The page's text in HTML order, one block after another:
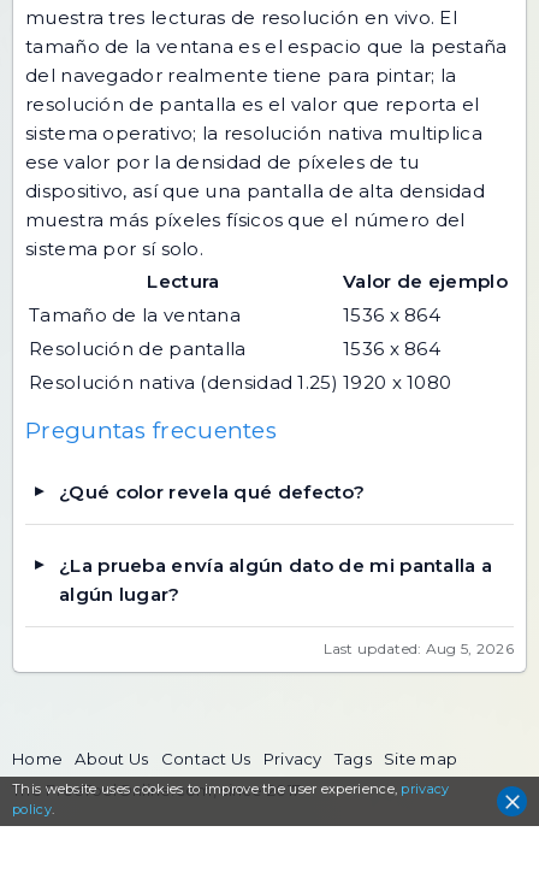
muestra tres lecturas de resolución en vivo. El
tamaño de la ventana es el espacio que la pestaña
del navegador realmente tiene para pintar; la
resolución de pantalla es el valor que reporta el
sistema operativo; la resolución nativa multiplica
ese valor por la densidad de píxeles de tu
dispositivo, así que una pantalla de alta densidad
muestra más píxeles físicos que el número del
sistema por sí solo.
Lectura
Valor de ejemplo
Tamaño de la ventana
1536 x 864
Resolución de pantalla
1536 x 864
Resolución nativa (densidad 1.25) 1920 x 1080
Preguntas frecuentes
¿Qué color revela qué defecto?
¿La prueba envía algún dato de mi pantalla a
algún lugar?
Last updated: Aug 5, 2026
This website uses cookies to improve the user experience, privacy
policy.
Home About Us Contact Us Privacy Tags
Site map
The FreeToolOnline.com, since 2017